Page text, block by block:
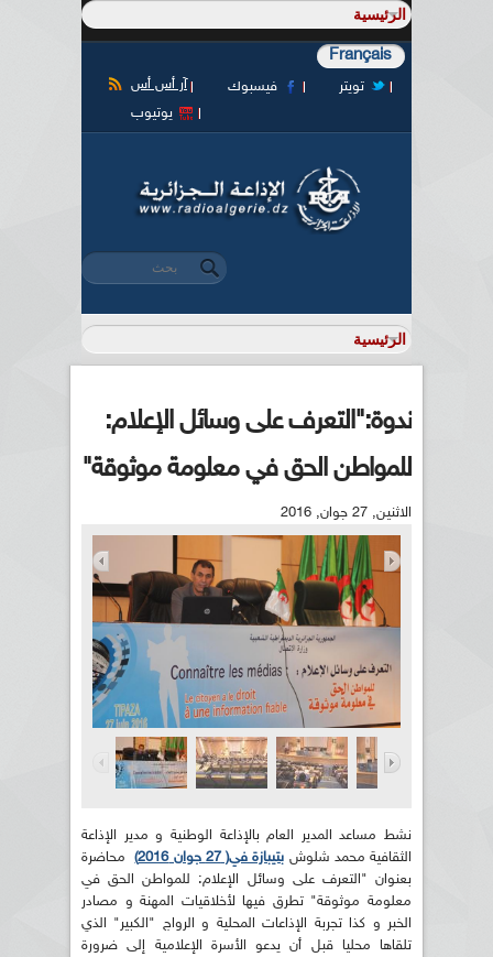
Français
آر أس أس فيسبوك
تويتر
يوتيوب
استمارة البحث
‏بحث ‏
ندوة:"التعرف على وسائل الإعلام:
للمواطن الحق في معلومة موثوقة"
الاثنين, 27 جوان, 2016
نشط مساعد المدير العام بالإذاعة الوطنية و مدير الإذاعة
الثقافية محمد شلوش بتيبازة في( 27 جوان 2016)
محاضرة
بعنوان "التعرف على وسائل الإعلام: للمواطن الحق في
معلومة موثوقة" تطرق فيها لأخلاقيات المهنة و مصادر
الخبر و كذا تجربة الإذاعات المحلية و الرواج "الكبير" الذي
تلقاها محليا قبل أن يدعو الأسرة الإعلامية إلى ضرورة